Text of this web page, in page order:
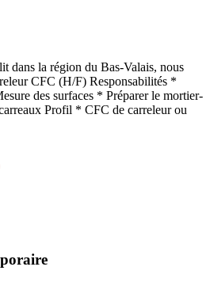
dans la région du Bas-Valais, nous
CFC (H/F) Responsabilités *
des surfaces * Préparer le mortier-
Profil * CFC de carreleur ou